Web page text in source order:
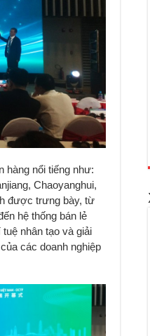
hàng nổi tiếng như:
Chaoyanghui,
được trưng bày, từ
hệ thống bán lẻ
nhân tạo và giải
các doanh nghiệp